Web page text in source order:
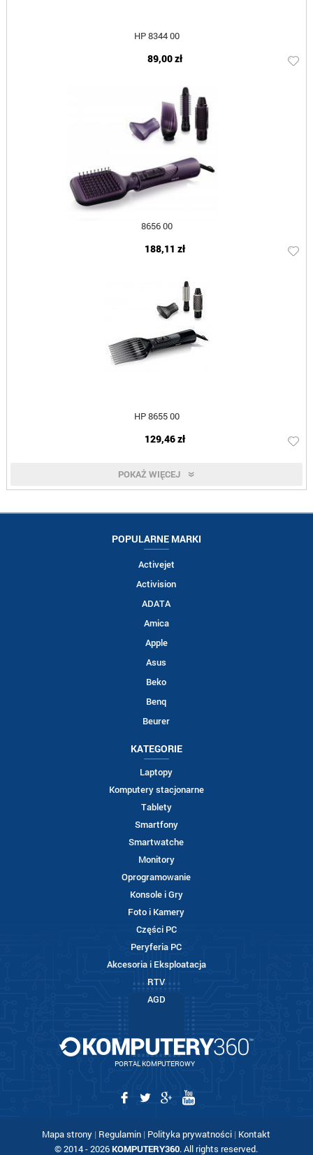
HP 8344 00
89,00 zł
8656 00
188,11 zł
HP 8655 00
129,46 zł
POKAŻ WIĘCEJ
POPULARNE MARKI
Activejet
Activision
ADATA
Amica
Apple
Asus
Beko
Benq
Beurer
KATEGORIE
Laptopy
Komputery stacjonarne
Tablety
Smartfony
Smartwatche
Monitory
Oprogramowanie
Konsole i Gry
Foto i Kamery
Części PC
Peryferia PC
Akcesoria i Eksploatacja
RTV
AGD
PORTAL KOMPUTEROWY
Mapa strony | Regulamin | Polityka prywatności | Kontakt
© 2014 - 2026KOMPUTERY360. All rights reserved.